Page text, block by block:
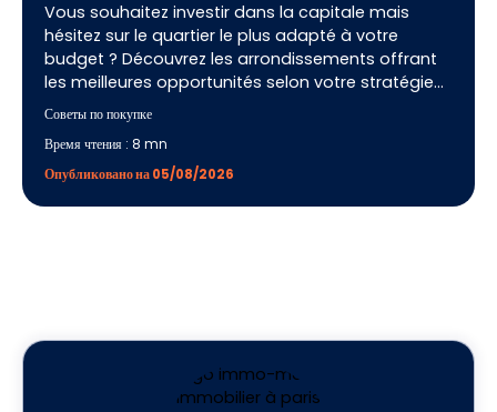
Vous souhaitez investir dans la capitale mais
hésitez sur le quartier le plus adapté à votre
budget ? Découvrez les arrondissements offrant
les meilleures opportunités selon votre stratégie
patrimoniale. Nos conseils vous aideront à réaliser
un investissement pérenne et à choisir le secteur
le plus pertinent avec l'accompagnement d'IMMO
MALIN.
Советы по покупке
Время чтения : 8 mn
Опубликовано на 05/08/2026